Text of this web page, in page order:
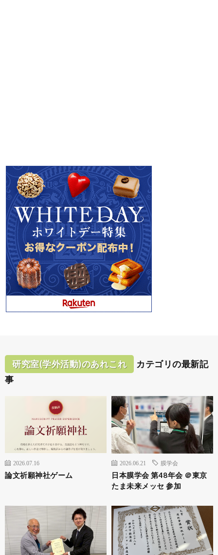
研究室(学外活動)のあれこれ
カテゴリの最新記
事
2026.07.16
論文祈願神社ゲーム
2026.06.21 膜学会
日本膜学会 第48年会 ＠東京
たま未来メッセ 参加